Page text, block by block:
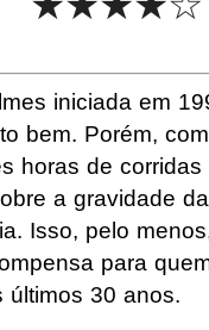
iniciada em
bem. Porém,
horas de
a gravidade
Isso, pelo
para
últimos 30 anos.